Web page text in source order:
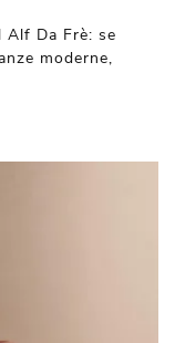
Alf Da Frè: se
moderne,